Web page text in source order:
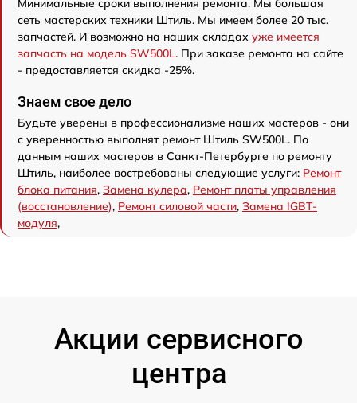
Минимальные сроки выполнения ремонта. Мы большая
сеть мастерских техники Штиль. Мы имеем более 20 тыс.
запчастей. И возможно на наших складах уже имеется
запчасть на модель SW500L. При заказе ремонта на сайте
- предоставляется скидка -25%.
Знаем свое дело
Будьте уверены в профессионализме наших мастеров - они
с уверенностью выполнят ремонт Штиль SW500L. По
данным наших мастеров в Санкт-Петербурге по ремонту
Штиль, наиболее востребованы следующие услуги: Ремонт
блока питания, Замена кулера, Ремонт платы управления
(восстановление), Ремонт силовой части, Замена IGBT-
модуля,
Акции сервисного
центра